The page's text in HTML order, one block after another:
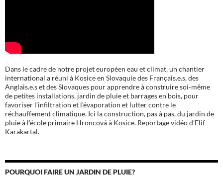
Dans le cadre de notre projet européen eau et climat, un chantier
international a réuni à Kosice en Slovaquie des Français.e.s, des
Anglais.e.s et des Slovaques pour apprendre à construire soi-même
de petites installations, jardin de pluie et barrages en bois, pour
favoriser l’infiltration et l’évaporation et lutter contre le
réchauffement climatique. Ici la construction, pas à pas, du jardin de
pluie à l’école primaire Hroncová à Kosice. Reportage vidéo d’Elif
Karakartal.
POURQUOI FAIRE UN JARDIN DE PLUIE?